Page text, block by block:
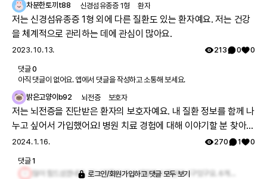
차분한토끼t88 신경섬유종증 1형 환자
저는 신경섬유종증 1형 외에 다른 질환도 있는 환자예요. 저는 건강
을 체계적으로 관리하는 데에 관심이 많아요.
2023. 10. 13. 213 0 0
댓글0
아직 댓글이 없어요. 앱에서 댓글을 작성하고 소통해 보세요.
밝은고양이b92
뇌전증 보호자
저는 뇌전증을 진단받은 환자의 보호자예요. 내 질환 정보를 함께 나
누고 싶어서 가입했어요! 병원 치료 경험에 대해 이야기할 분 찾아요
🏥
2024. 1. 16. 270 1 0
댓글1
로그인/회원가입하고 댓글 모두 보기